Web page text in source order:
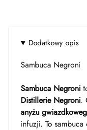
Dodatkowy opis
Sambuca Negroni
Sambuca Negroni
Distillerie Negroni.
anyżu
infuzji. To